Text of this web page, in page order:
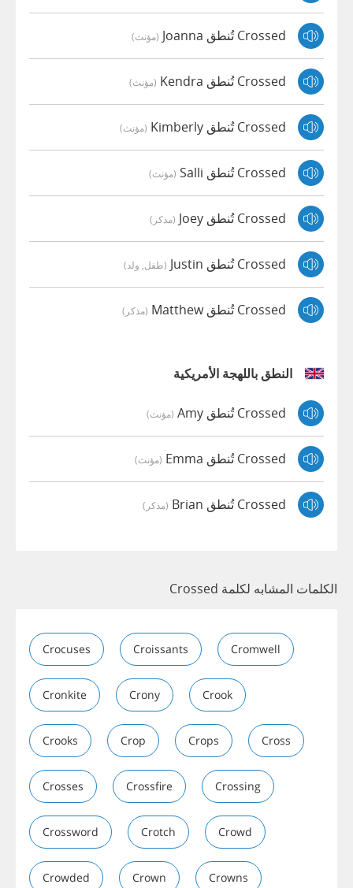
Crossed تُنطق Joanna (مؤنث)
Crossed تُنطق Kendra (مؤنث)
Crossed تُنطق Kimberly (مؤنث)
Crossed تُنطق Salli (مؤنث)
Crossed تُنطق Joey (مذكر)
Crossed تُنطق Justin (طفل, ولد)
Crossed تُنطق Matthew (مذكر)
النطق باللهجة الأمريكية
Crossed تُنطق Amy (مؤنث)
Crossed تُنطق Emma (مؤنث)
Crossed تُنطق Brian (مذكر)
الكلمات المشابه لكلمة Crossed
Crocuses Croissants Cromwell
Cronkite Crony Crook
Crooks Crop Crops Cross
Crosses Crossfire Crossing
Crossword Crotch Crowd
Crowded Crown Crowns